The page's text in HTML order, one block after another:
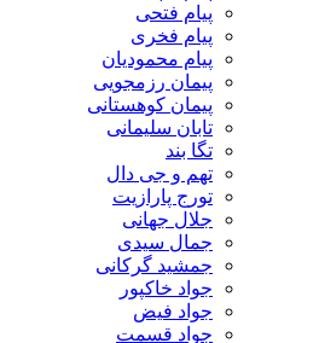
پیام فتحی
پیام فخری
پیام محمودیان
پیمان رزمجویی
پیمان کوهستانی
تابان سلیمانی
تگا بند
تهم و جی دال
تورج پارازیت
جلال جهانی
جمال سیدی
جمشید گرکانی
جواد خاکپور
جواد فیض
جواد قسمت